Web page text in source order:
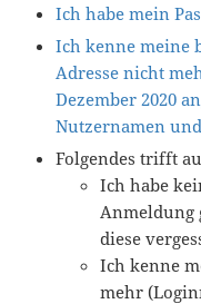
Ich habe mein
Ich kenne meine
Adresse nicht
Dezember 2020
Nutzernamen
Folgendes trifft
Ich habe
Anmeldung
diese
Ich kenne
mehr